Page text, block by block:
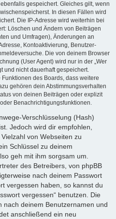
gespeichert. Gleiches gilt, wenn
In diesen Fällen wird
Die IP-Adresse wird weiterhin bei
Löschen und Ändern von Beiträgen
und Umfragen), Änderungen an
Kontoaktivierung, Benutzer-
Die von deinem Browser
(User Agent) wird nur in der „Wer
und nicht dauerhaft gespeichert.
des Boards, dass weitere
gehören dein Abstimmungsverhalten
von deinen Beiträgen oder explizit
Benachrichtigungsfunktionen.
Verschlüsselung (Hash)
Jedoch wird dir empfohlen,
von Webseiten zu
Schlüssel zu deinem
geh mit ihm sorgsam um.
des Betreibers, von phpBB
nach deinem Passwort
vergessen haben, so kannst du
vergessen“ benutzen. Die
nach deinem Benutzernamen und
anschließend ein neu